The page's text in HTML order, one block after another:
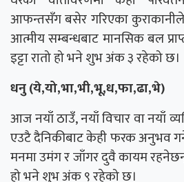
आफन्तसँग बसेर गरिएका कुराकानीले
आत्मीय सम्बन्धबाट मानसिक बल
इट्टा रातो हो भने शुभ अंक ३ रहेको छ।
धनु (ये,यो,भा,भी,भू,ध,फा,ढा,भे)
आज नयाँ ठाउँ, नयाँ विचार वा नयाँ
एउटै दैनिकीबाट केही फरक अनुभव
मनमा उमंग र जाँगर दुवै कायम
हो भने शुभ अंक ९ रहेको छ।